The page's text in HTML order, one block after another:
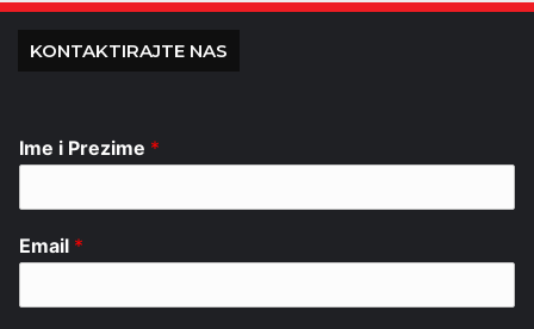
KONTAKTIRAJTE NAS
Ime i Prezime *
Email *